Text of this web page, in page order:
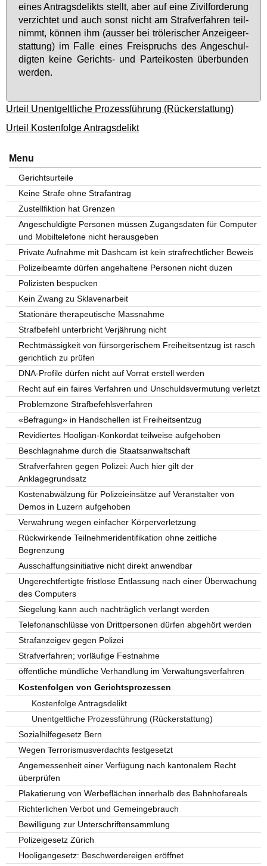
ei­nes An­trags­de­likts stellt, aber auf ei­ne Zi­vil­for­de­rung
ver­zich­tet und auch sonst nicht am Straf­ver­fah­ren teil­
nimmt, kön­nen ihm (aus­ser bei trö­le­ri­scher An­zei­ge­er­
stat­tung) im Fal­le ei­nes Frei­spruchs des An­ge­schul­
dig­ten kei­ne Ge­richts- und Par­tei­kos­ten über­bun­den
wer­den.
Urteil Unentgeltliche Prozessführung (Rückerstattung)
Urteil Kostenfolge Antragsdelikt
Menu
Gerichtsurteile
Keine Strafe ohne Strafantrag
Zustellfiktion hat Grenzen
Angeschuldigte Personen müssen Zugangsdaten für Computer
und Mobiltelefone nicht herausgeben
Private Aufnahme mit Dashcam ist kein strafrechtlicher Beweis
Polizeibeamte dürfen angehaltene Personen nicht duzen
Polizisten bespucken
Kein Zwang zu Sklavenarbeit
Stationäre therapeutische Massnahme
Strafbefehl unterbricht Verjährung nicht
Rechtmässigkeit von fürsorgerischem Freiheitsentzug ist rasch
gerichtlich zu prüfen
DNA-Profile dürfen nicht auf Vorrat erstell werden
Recht auf ein faires Verfahren und Unschuldsvermutung verletzt
Problemzone Strafbefehlsverfahren
«Befragung» in Handschellen ist Freiheitsentzug
Revidiertes Hooligan-Konkordat teilweise aufgehoben
Beschlagnahme durch die Staatsanwaltschaft
Strafverfahren gegen Polizei: Auch hier gilt der
Anklagegrundsatz
Kostenabwälzung für Polizeieinsätze auf Veranstalter von
Demos in Luzern aufgehoben
Verwahrung wegen einfacher Körperverletzung
Rückwirkende Teilnehmeridentifikation ohne zeitliche
Begrenzung
Ausschaffungsinitiative nicht direkt anwendbar
Ungerechtfertigte fristlose Entlassung nach einer Überwachung
des Computers
Siegelung kann auch nachträglich verlangt werden
Telefonanschlüsse von Drittpersonen dürfen abgehört werden
Strafanzeigev gegen Polizei
Strafverfahren; vorläufige Festnahme
öffentliche mündliche Verhandlung im Verwaltungsverfahren
Kostenfolgen von Gerichtsprozessen
Kostenfolge Antragsdelikt
Unentgeltliche Prozessführung (Rückerstattung)
Sozialhilfegesetz Bern
Wegen Terrorismusverdachts festgesetzt
Angemessenheit einer Verfügung nach kantonalem Recht
überprüfen
Plakatierung von Werbeflächen innerhalb des Bahnhofareals
Richterlichen Verbot und Gemeingebrauch
Bewilligung zur Unterschriftensammlung
Polizeigesetz Zürich
Hooligangesetz: Beschwerdereigen eröffnet